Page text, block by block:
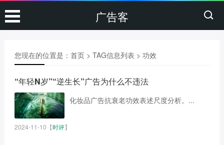
广告客
您现在的位置是： 首页> TAG信息列表 > 功效
“年轻N岁”“逆生长”广告为什么不违法
化妆品广告抗衰老功效表述尺度分析。...
2024-11-10 【时评】